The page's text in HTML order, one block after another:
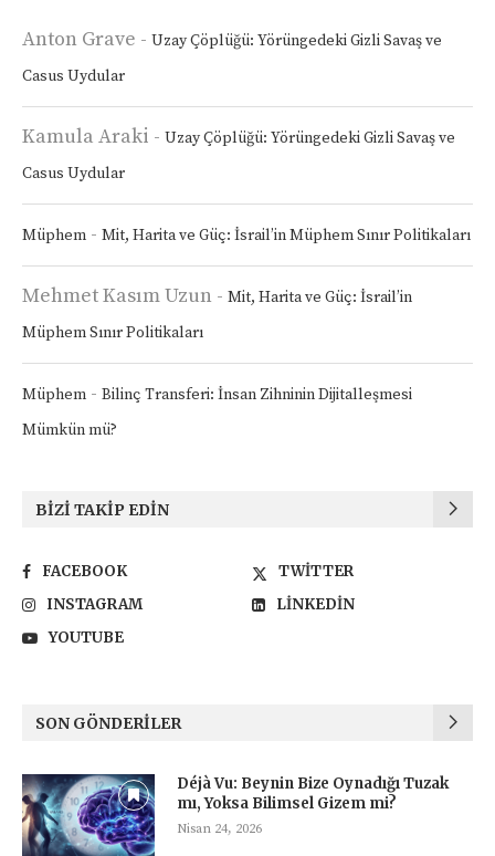
Anton Grave - Uzay Çöplüğü: Yörüngedeki Gizli Savaş ve
Casus Uydular
Kamula Araki - Uzay Çöplüğü: Yörüngedeki Gizli Savaş ve
Casus Uydular
Müphem - Mit, Harita ve Güç: İsrail’in Müphem Sınır Politikaları
Mehmet Kasım Uzun - Mit, Harita ve Güç: İsrail’in
Müphem Sınır Politikaları
Müphem - Bilinç Transferi: İnsan Zihninin Dijitalleşmesi
Mümkün mü?
BIZI TAKIP EDIN
FACEBOOK
TWITTER
INSTAGRAM
LINKEDIN
YOUTUBE
SON GÖNDERILER
Déjà Vu: Beynin Bize Oynadığı Tuzak
mı, Yoksa Bilimsel Gizem mi?
Nisan 24, 2026